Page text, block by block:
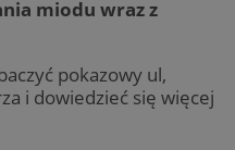
miodu wraz z
pokazowy ul,
i dowiedzieć się więcej